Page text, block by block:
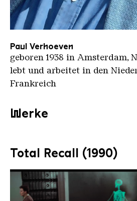
Paul Verhoeven Cannes 2016
Copyright: Georges Biard |
Paul Verhoeven
geboren 1938 in Amsterdam,
lebt und arbeitet in den
Frankreich
Werke
Total Recall (1990)